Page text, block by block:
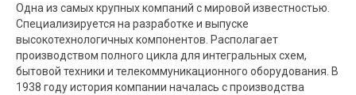
Одна из самых крупных компаний с мировой известностью.
Специализируется на разработке и выпуске
высокотехнологичных компонентов. Располагает
производством полного цикла для интегральных схем,
бытовой техники и телекоммуникационного оборудования. В
1938 году история компании началась с производства